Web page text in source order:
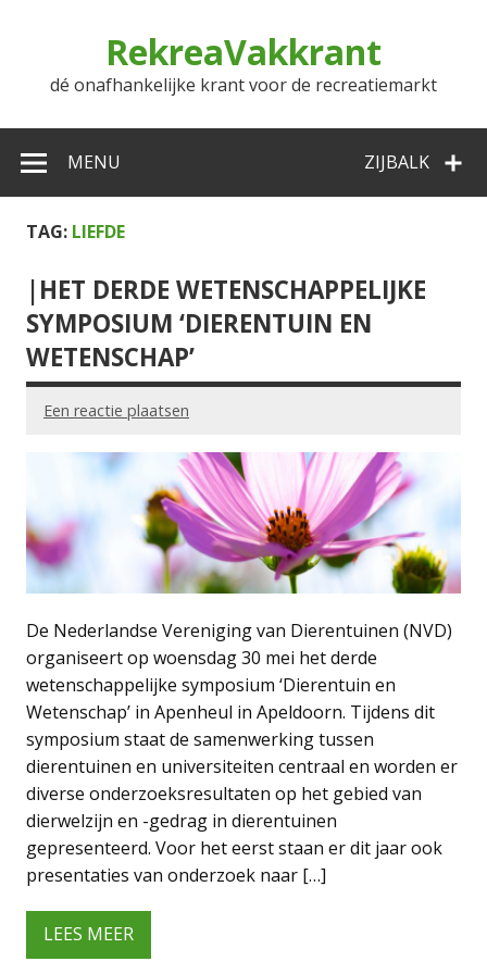
RekreaVakkrant
dé onafhankelijke krant voor de recreatiemarkt
ZIJBALK
MENU
TAG: LIEFDE
|HET DERDE WETENSCHAPPELIJKE
SYMPOSIUM ‘DIERENTUIN EN
WETENSCHAP’
Een reactie plaatsen
De Nederlandse Vereniging van Dierentuinen (NVD)
organiseert op woensdag 30 mei het derde
wetenschappelijke symposium ‘Dierentuin en
Wetenschap’ in Apenheul in Apeldoorn. Tijdens dit
symposium staat de samenwerking tussen
dierentuinen en universiteiten centraal en worden er
diverse onderzoeksresultaten op het gebied van
dierwelzijn en -gedrag in dierentuinen
gepresenteerd. Voor het eerst staan er dit jaar ook
presentaties van onderzoek naar […]
LEES MEER